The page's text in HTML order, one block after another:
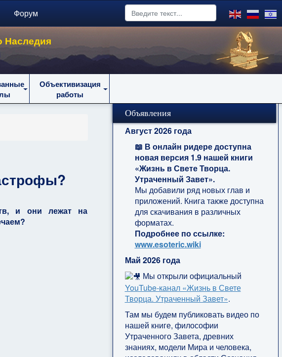
Форум
Наследия
Объективизация
работы
и они лежат на
Объявления
Август 2026 года
📖 В онлайн ридере доступна
новая версия 1.9 нашей книги
«Жизнь в Свете Творца.
Утраченный Завет».
Мы добавили ряд новых глав и
приложений. Книга также доступна
для скачивания в различных
форматах.
Подробнее по ссылке:
www.esoteric.wiki
Май 2026 года
Мы открыли официальный
YouTube‑канал «Жизнь в Свете
Творца. Утраченный Завет».
Там мы будем публиковать видео по
нашей книге, философии
Утраченного Завета, древних
знаниях, модели Мира и человека,